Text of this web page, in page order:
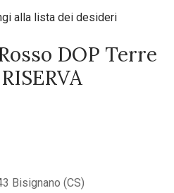
alla lista dei desideri
DOP Terre
Bisignano (CS)